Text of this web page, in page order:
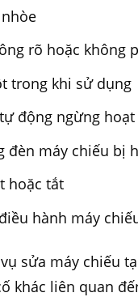
rõ hoặc không
trong khi sử dụng
động ngừng
đèn máy chiếu bị
hoặc tắt
hành máy
sửa máy chiếu
khác liên quan